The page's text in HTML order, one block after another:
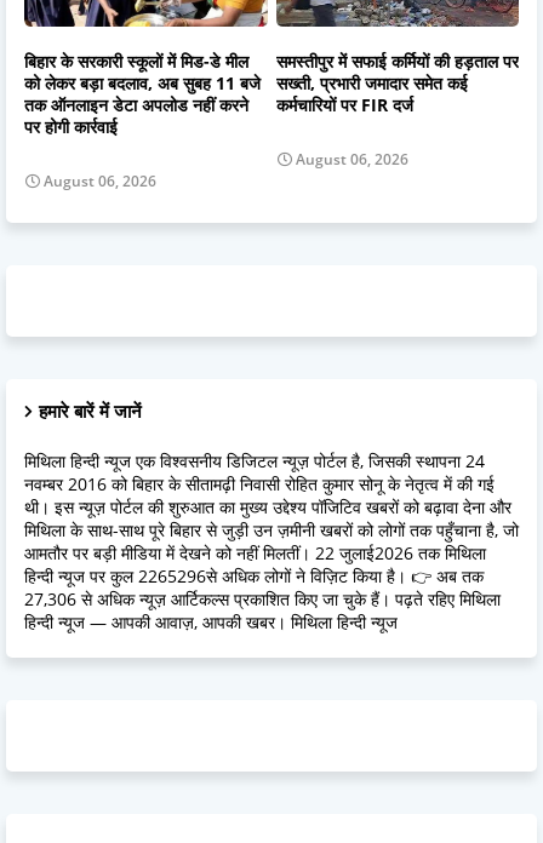
बिहार के सरकारी स्कूलों में मिड-डे मील
को लेकर बड़ा बदलाव, अब सुबह 11 बजे
तक ऑनलाइन डेटा अपलोड नहीं करने
पर होगी कार्रवाई
August 06, 2026
समस्तीपुर में सफाई कर्मियों की हड़ताल पर
सख्ती, प्रभारी जमादार समेत कई
कर्मचारियों पर FIR दर्ज
August 06, 2026
हमारे बारें में जानें
मिथिला हिन्दी न्यूज एक विश्वसनीय डिजिटल न्यूज़ पोर्टल है, जिसकी स्थापना 24
नवम्बर 2016 को बिहार के सीतामढ़ी निवासी रोहित कुमार सोनू के नेतृत्व में की गई
थी। इस न्यूज़ पोर्टल की शुरुआत का मुख्य उद्देश्य पॉजिटिव खबरों को बढ़ावा देना और
मिथिला के साथ-साथ पूरे बिहार से जुड़ी उन ज़मीनी खबरों को लोगों तक पहुँचाना है, जो
आमतौर पर बड़ी मीडिया में देखने को नहीं मिलतीं। 22 जुलाई2026 तक मिथिला
हिन्दी न्यूज पर कुल 2265296से अधिक लोगों ने विज़िट किया है। 👉 अब तक
27,306 से अधिक न्यूज़ आर्टिकल्स प्रकाशित किए जा चुके हैं। पढ़ते रहिए मिथिला
हिन्दी न्यूज — आपकी आवाज़, आपकी खबर। मिथिला हिन्दी न्यूज